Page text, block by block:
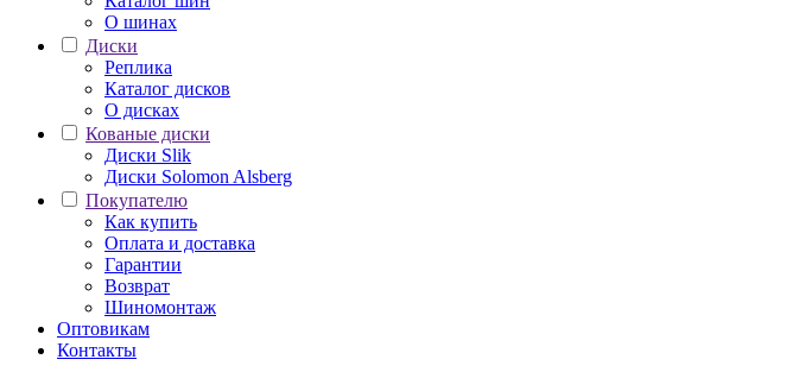
О шинах
Диски
Реплика
Каталог дисков
О дисках
Кованые диски
Диски Slik
Диски Solomon Alsberg
Покупателю
Как купить
Оплата и доставка
Гарантии
Возврат
Шиномонтаж
Оптовикам
Контакты